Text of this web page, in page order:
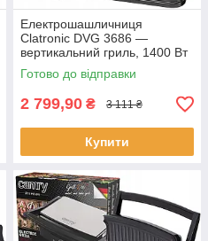
Електрошашличниця
Clatronic DVG 3686 —
вертикальний гриль, 1400 Вт
Готово до відправки
2 799,90 ₴ 3 111 ₴
Купити